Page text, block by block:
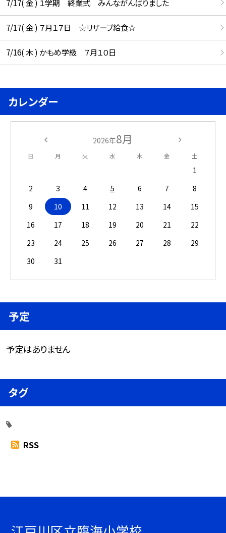
7/17( 金 ) １学期 終業式 みんながんばりました
7/17( 金 ) ７月１７日 ☆リザーブ給食☆
7/16( 木 ) かもめ学級 ７月１０日
カレンダー
2026年8月
日 月 火 水 木 金 土
1
2
3 4 5 6 7
8
9
10 11 12 13 14
15
16
17 18 19 20 21
22
23
24 25 26 27 28
29
30
31
予定
予定はありません
タグ
RSS